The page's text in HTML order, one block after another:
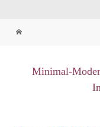
Minimal-